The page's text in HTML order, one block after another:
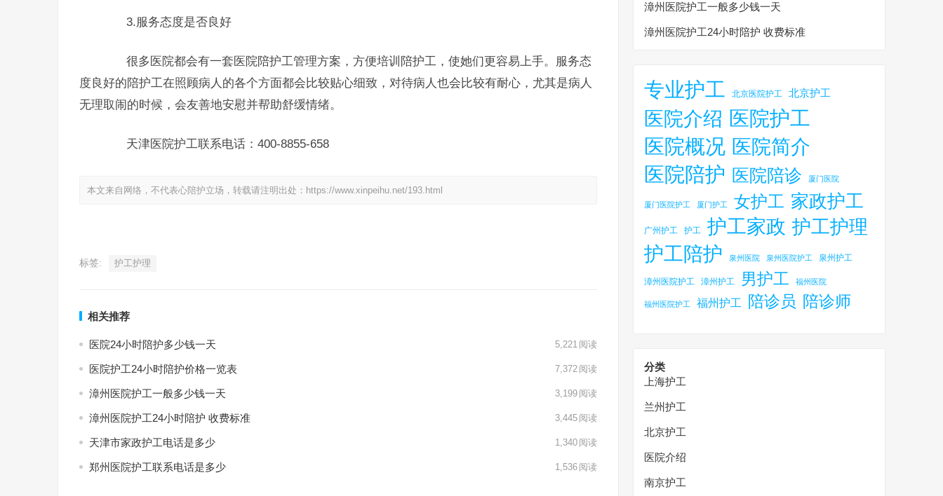
3.服务态度是否良好
很多医院都会有一套医院陪护工管理方案，方便培训陪护工，使她们更容易上手。服务态
度良好的陪护工在照顾病人的各个方面都会比较贴心细致，对待病人也会比较有耐心，尤其是病人
无理取闹的时候，会友善地安慰并帮助舒缓情绪。
天津医院护工联系电话：400-8855-658
本文来自网络，不代表心陪护立场，转载请注明出处：https://www.xinpeihu.net/193.html
标签: 护工护理
相关推荐
医院24小时陪护多少钱一天 5,221 阅读
医院护工24小时陪护价格一览表 7,372 阅读
漳州医院护工一般多少钱一天 3,199 阅读
漳州医院护工24小时陪护 收费标准 3,445 阅读
天津市家政护工电话是多少 1,340 阅读
郑州医院护工联系电话是多少 1,536 阅读
漳州医院护工一般多少钱一天
漳州医院护工24小时陪护 收费标准
专业护工 北京医院护工 北京护工
医院介绍 医院护工
医院概况 医院简介
医院陪护 医院陪诊 厦门医院
厦门医院护工 厦门护工 女护工 家政护工
广州护工 护工 护工家政 护工护理
护工陪护
泉州医院 泉州医院护工 泉州护工
漳州医院护工 漳州护工 男护工 福州医院
福州医院护工 福州护工 陪诊员 陪诊师
分类
上海护工
兰州护工
北京护工
医院介绍
南京护工